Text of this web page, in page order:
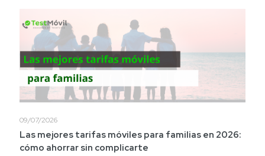
09/07/2026
Las mejores tarifas móviles para familias en 2026:
cómo ahorrar sin complicarte